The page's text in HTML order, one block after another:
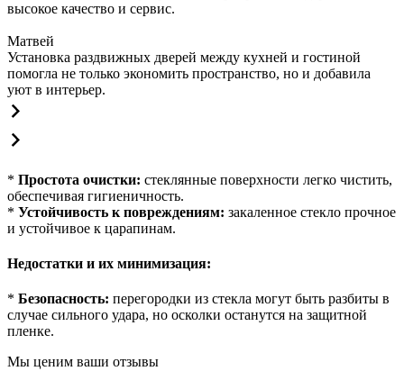
высокое качество и сервис.
Матвей
Установка раздвижных дверей между кухней и гостиной
помогла не только экономить пространство, но и добавила
уют в интерьер.
* Простота очистки: стеклянные поверхности легко чистить,
обеспечивая гигиеничность.
* Устойчивость к повреждениям: закаленное стекло прочное
и устойчивое к царапинам.
Недостатки и их минимизация:
* Безопасность: перегородки из стекла могут быть разбиты в
случае сильного удара, но осколки останутся на защитной
пленке.
Мы ценим ваши отзывы